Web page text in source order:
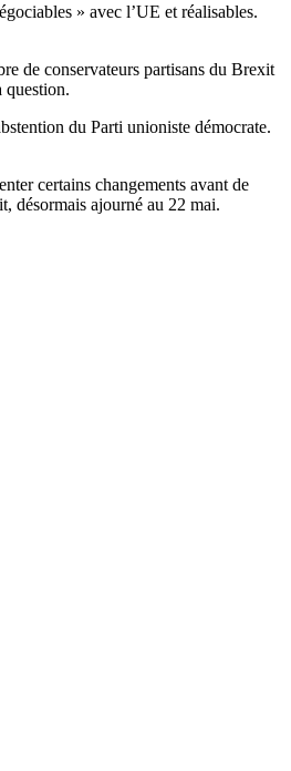
» avec l’UE et réalisables.
de conservateurs partisans du Brexit
question.
du Parti unioniste démocrate.
certains changements avant de
désormais ajourné au 22 mai.